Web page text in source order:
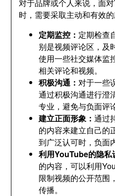
对于品牌或个人来说，面
时，需要采取主动和有效的
定期监控： 定期检查
别是视频评论区，及
使用一些社交媒体监
相关评论和视频。
积极沟通：对于一些
通过积极沟通进行澄
专业，避免与负面评
建立正面形象：通过
的内容来建立自己的
到广泛认可时，负面
利用YouTube的隐私
的内容，可以利用
限制视频的公开范围
传播。